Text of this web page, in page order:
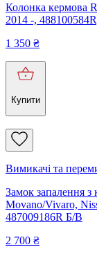
Колонка кермова
2014 -,
1 350 ₴
Купити
Вимикачі та
Замок запалення
Movano/Vivaro,
487009186R Б/В
2 700 ₴